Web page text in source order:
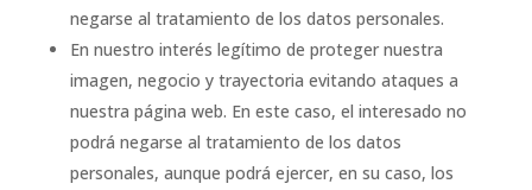
negarse al tratamiento de los datos personales.
En nuestro interés legítimo de proteger nuestra
imagen, negocio y trayectoria evitando ataques a
nuestra página web. En este caso, el interesado no
podrá negarse al tratamiento de los datos
personales, aunque podrá ejercer, en su caso, los